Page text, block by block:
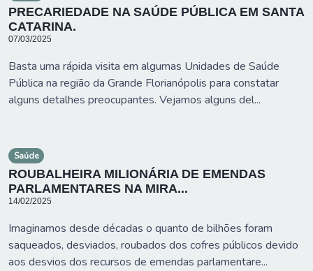
PRECARIEDADE NA SAÚDE PÚBLICA EM SANTA
CATARINA.
07/03/2025
Basta uma rápida visita em algumas Unidades de Saúde
Pública na região da Grande Florianópolis para constatar
alguns detalhes preocupantes. Vejamos alguns del...
Saúde
ROUBALHEIRA MILIONÁRIA DE EMENDAS
PARLAMENTARES NA MIRA...
14/02/2025
Imaginamos desde décadas o quanto de bilhões foram
saqueados, desviados, roubados dos cofres públicos devido
aos desvios dos recursos de emendas parlamentare...